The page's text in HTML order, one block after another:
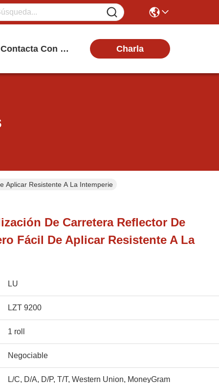
Contacta Con Nosotros Charla
Aplicar Resistente A La Intemperie
De Carretera Reflector De
Fácil De Aplicar Resistente A La
LU
LZT 9200
1 roll
Negociable
L/C, D/A, D/P, T/T, Western Union, MoneyGram